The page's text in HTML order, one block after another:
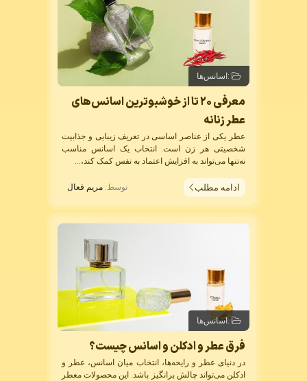
: اسانس‌ها
معرفی ۲۰ تا از خوشبوترین اسانس‌های
عطر زنانه
عطر یکی از عناصر اساسی در تعریف زیبایی و جذابیت
شخصیتی هر زن است. انتخاب یک اسانس مناسب
نه‌تنها می‌تواند به افزایش اعتماد به نفس کمک کند،...
ادامه مطلب توسط: مریم فعال
:اسانس‌ها
فرق عطر و ادکلن و اسانس چیست؟
در دنیای عطر و رایحه‌ها، انتخاب میان اسانس، عطر و
ادکلن می‌تواند چالش برانگیز باشد. این محصولات معطر